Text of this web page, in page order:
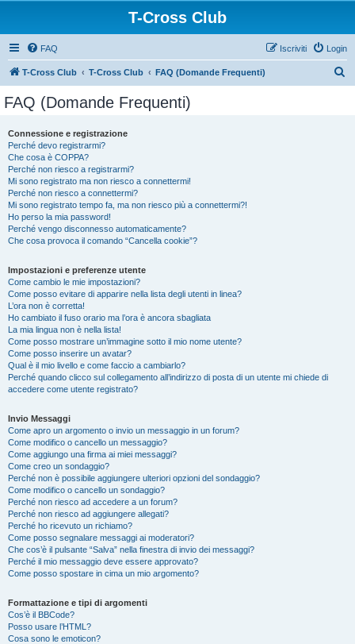
T-Cross Club
FAQ Login
Iscriviti
T-Cross Club T-Cross Club FAQ (Domande Frequenti)
FAQ (Domande Frequenti)
Connessione e registrazione
Perché devo registrarmi?
Che cosa è COPPA?
Perché non riesco a registrarmi?
Mi sono registrato ma non riesco a connettermi!
Perché non riesco a connettermi?
Mi sono registrato tempo fa, ma non riesco più a connettermi?!
Ho perso la mia password!
Perché vengo disconnesso automaticamente?
Che cosa provoca il comando “Cancella cookie”?
Impostazioni e preferenze utente
Come cambio le mie impostazioni?
Come posso evitare di apparire nella lista degli utenti in linea?
L’ora non è corretta!
Ho cambiato il fuso orario ma l’ora è ancora sbagliata
La mia lingua non è nella lista!
Come posso mostrare un’immagine sotto il mio nome utente?
Come posso inserire un avatar?
Qual è il mio livello e come faccio a cambiarlo?
Perché quando clicco sul collegamento all’indirizzo di posta di un utente mi chiede di
accedere come utente registrato?
Invio Messaggi
Come apro un argomento o invio un messaggio in un forum?
Come modifico o cancello un messaggio?
Come aggiungo una firma ai miei messaggi?
Come creo un sondaggio?
Perché non è possibile aggiungere ulteriori opzioni del sondaggio?
Come modifico o cancello un sondaggio?
Perché non riesco ad accedere a un forum?
Perché non riesco ad aggiungere allegati?
Perché ho ricevuto un richiamo?
Come posso segnalare messaggi ai moderatori?
Che cos’è il pulsante “Salva” nella finestra di invio dei messaggi?
Perché il mio messaggio deve essere approvato?
Come posso spostare in cima un mio argomento?
Formattazione e tipi di argomenti
Cos’è il BBCode?
Posso usare l’HTML?
Cosa sono le emoticon?